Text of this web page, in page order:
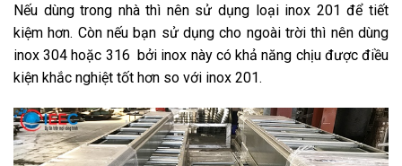
Nếu dùng trong nhà thì nên sử dụng loại inox 201 để tiết
kiệm hơn. Còn nếu bạn sử dụng cho ngoài trời thì nên dùng
inox 304 hoặc 316 bởi inox này có khả năng chịu được điều
kiện khắc nghiệt tốt hơn so với inox 201.